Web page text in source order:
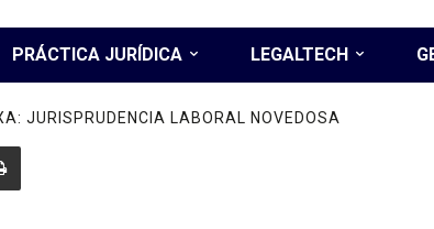
PRÁCTICA JURÍDICA LEGALTECH
JURISPRUDENCIA LABORAL NOVEDOSA